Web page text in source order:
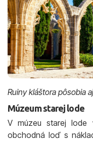
Ruiny kláštora pôsobia
Múzeum starej lode
V múzeu starej lode
obchodná loď s